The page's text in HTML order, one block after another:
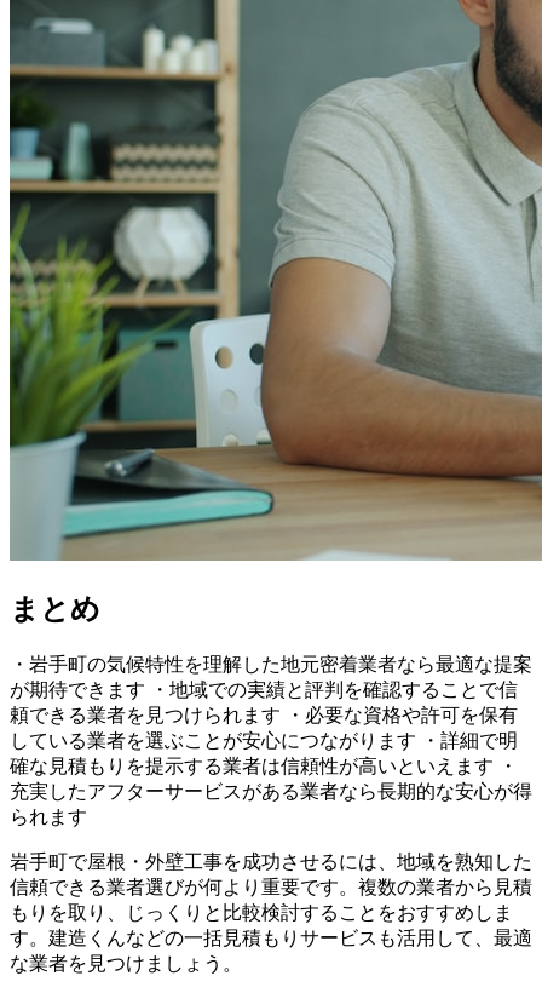
まとめ
・岩手町の気候特性を理解した地元密着業者なら最適な提案
が期待できます ・地域での実績と評判を確認することで信
頼できる業者を見つけられます ・必要な資格や許可を保有
している業者を選ぶことが安心につながります ・詳細で明
確な見積もりを提示する業者は信頼性が高いといえます ・
充実したアフターサービスがある業者なら長期的な安心が得
られます
岩手町で屋根・外壁工事を成功させるには、地域を熟知した
信頼できる業者選びが何より重要です。複数の業者から見積
もりを取り、じっくりと比較検討することをおすすめしま
す。建造くんなどの一括見積もりサービスも活用して、最適
な業者を見つけましょう。